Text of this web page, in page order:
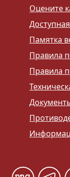
Оцените
Памятка
Правила
Правила